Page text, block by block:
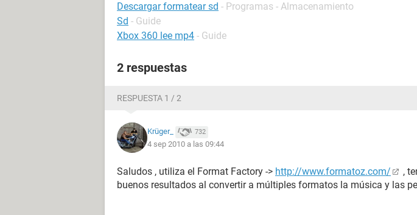
Descargar formatear sd - Programas - Almacenamiento
Sd - Guide
Xbox 360 lee mp4 - Guide
2 respuestas
RESPUESTA 1 / 2
Krüger_ 732
4 sep 2010 a las 09:44
Saludos , utiliza el Format Factory -> http://www.formatoz.com/
,
buenos resultados al convertir a múltiples formatos la música y las